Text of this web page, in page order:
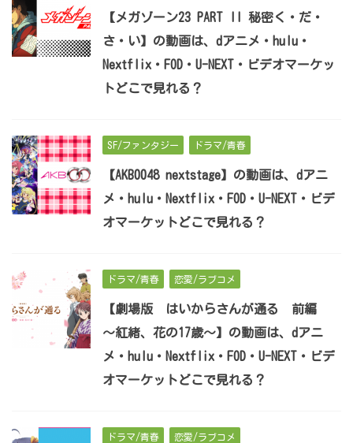
【メガゾーン23 PART II 秘密く・だ・
さ・い】の動画は、dアニメ・hulu・
Nextflix・FOD・U-NEXT・ビデオマーケッ
トどこで見れる？
SF/ファンタジー ドラマ/青春
【AKB0048 nextstage】の動画は、dアニ
メ・hulu・Nextflix・FOD・U-NEXT・ビデ
オマーケットどこで見れる？
ドラマ/青春 恋愛/ラブコメ
【劇場版 はいからさんが通る 前編
～紅緒、花の17歳～】の動画は、dアニ
メ・hulu・Nextflix・FOD・U-NEXT・ビデ
オマーケットどこで見れる？
ドラマ/青春 恋愛/ラブコメ